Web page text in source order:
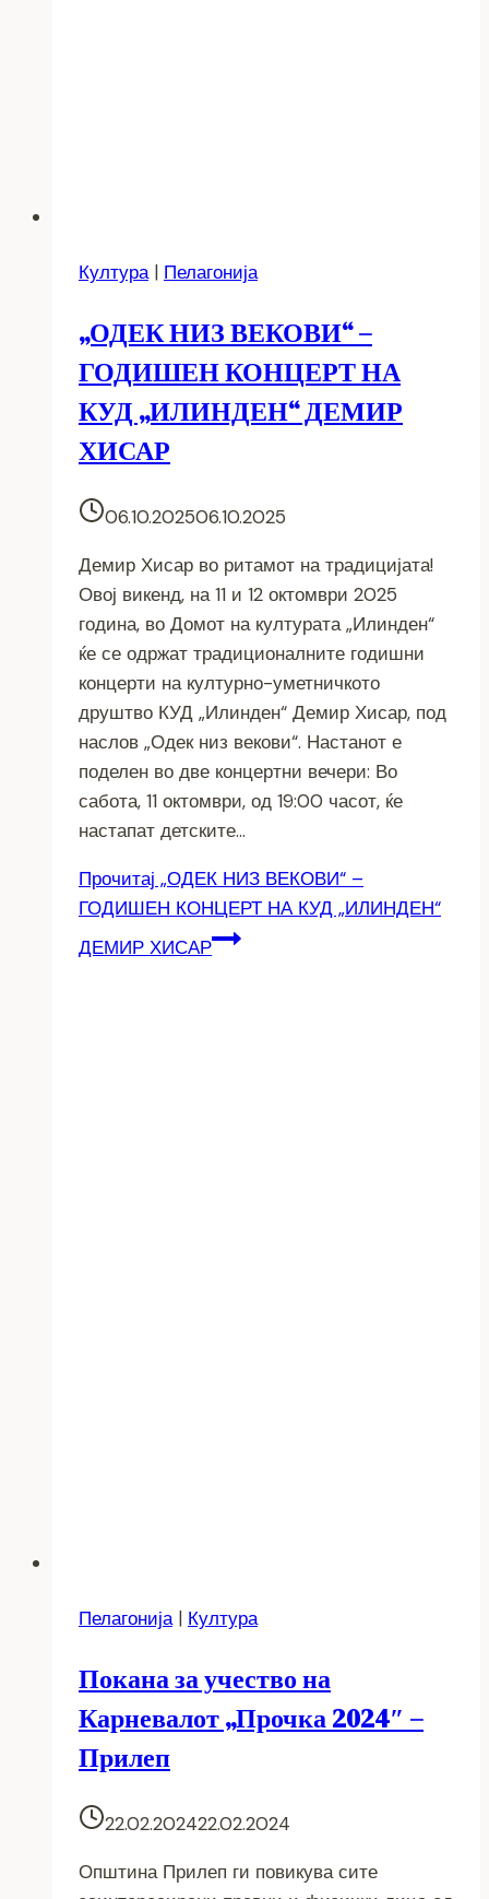
Култура| Пелагонија
„ОДЕК НИЗ ВЕКОВИ“ –
ГОДИШЕН КОНЦЕРТ НА
КУД „ИЛИНДЕН“ ДЕМИР
ХИСАР
06.10.202506.10.2025
Демир Хисар во ритамот на традицијата!
Овој викенд, на 11 и 12 октомври 2025
година, во Домот на културата „Илинден“
ќе се одржат традиционалните годишни
концерти на културно-уметничкото
друштво КУД „Илинден“ Демир Хисар, под
наслов „Одек низ векови“. Настанот е
поделен во две концертни вечери: Во
сабота, 11 октомври, од 19:00 часот, ќе
настапат детските…
Прочитај „ОДЕК НИЗ ВЕКОВИ“ –
ГОДИШЕН КОНЦЕРТ НА КУД „ИЛИНДЕН“
ДЕМИР ХИСАР
Пелагонија| Култура
Покана за учество на
Карневалот „Прочка 2024″ –
Прилеп
22.02.202422.02.2024
Општина Прилеп ги повикува сите